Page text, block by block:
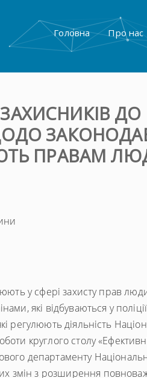
Головна Про нас
ДО
ПРАВАМ
у сфері захисту прав
які відбуваються у
регулюють діяльність
круглого столу
департаменту
змін з розширення